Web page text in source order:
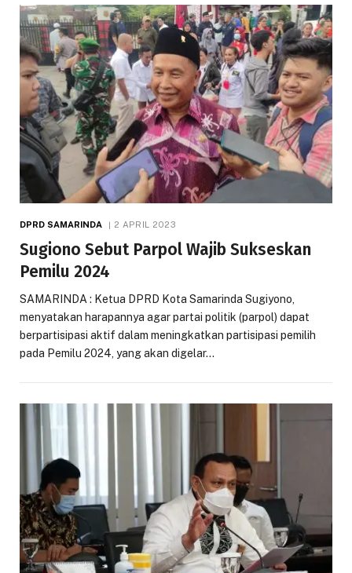
DPRD SAMARINDA 2 APRIL 2023
Sugiono Sebut Parpol Wajib Sukseskan
Pemilu 2024
SAMARINDA : Ketua DPRD Kota Samarinda Sugiyono,
menyatakan harapannya agar partai politik (parpol) dapat
berpartisipasi aktif dalam meningkatkan partisipasi pemilih
pada Pemilu 2024, yang akan digelar…